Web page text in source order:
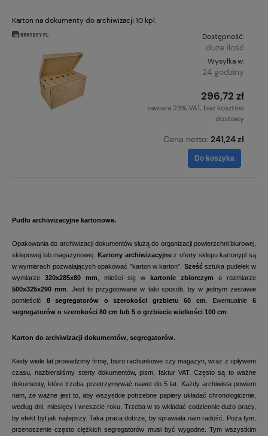
Karton na dokumenty do archiwizacji 10 kpl.
Dostępność:
duża ilość
Wysyłka w:
24 godziny
296,72 zł
zawiera 23% VAT, bez kosztów
dostawy
Cena netto: 241,24 zł
Do koszyka
Pudło archiwizacyjne kartonowe.
Opakowania do archiwizacji dokumentów służą do organizacji powierzchni biurowej,
sklepowej lub magazynowej. Kartony archiwizacyjnez oferty sklepu kartonypl są
w wymiarach pozwalających opakować "karton w karton". Sześćsztuka pudełek w
wymiarze 320x285x80 mm , mieści się w kartonie zbiorczym o rozmiarze
500x325x290 mm
. Jest to przygotowane w taki sposób, by w jednym zestawie
pomieścić 8 segregatorów o szerokości grzbietu 60 cm . Ewentualnie6
segregatorów o szerokości 80 cm lub 5 o grzbiecie wielkości 100 cm
Karton do archiwizacji dokumentów, segregatorów.
Kiedy wiele lat prowadzimy firmę, biuro rachunkowe czy magazyn, wraz z upływem
czasu, nazbieraliśmy sterty dokumentów, pism, faktur VAT. Często są to ważne
dokumenty, które trzeba przetrzymywać nawet do 5 lat. Każdy archiwista powiem
nam, że ważne jest to, aby wszystkie potrzebne papiery układać chronologicznie,
według dni, miesięcy i wreszcie roku. Trzeba w to wkładać codziennie dużo pracy,
by efekt był jak najlepszy. Taka praca dobrze, by sprawiała nam radość. Poza tym,
przenoszenie często ciężkich segregatorów musi być wygodne. Tym wszystkim